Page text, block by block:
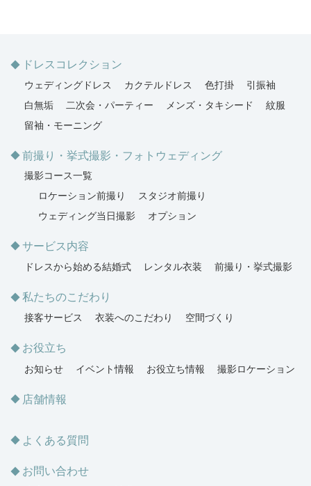
ドレスコレクション
ウェディングドレス カクテルドレス 色打掛
引振袖
白無垢
二次会・パーティー メンズ・タキシード
紋服
留袖・モーニング
前撮り・挙式撮影・フォトウェディング
撮影コース一覧
ロケーション前撮り
スタジオ前撮り
ウェディング当日撮影
オプション
サービス内容
ドレスから始める結婚式 レンタル衣装 前撮り・挙式撮影
私たちのこだわり
接客サービス 衣装へのこだわり 空間づくり
お役立ち
お知らせ イベント情報 お役立ち情報 撮影ロケーション
店舗情報
よくある質問
お問い合わせ